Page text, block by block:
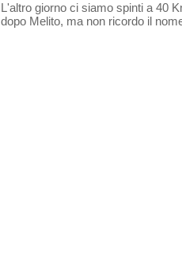
L'altro giorno ci siamo spinti a 40
dopo Melito, ma non ricordo il